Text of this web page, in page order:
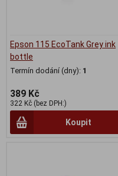
Epson 115 EcoTank Grey ink
bottle
Termín dodání (dny): 1
389 Kč
322 Kč (bez DPH:)
Koupit